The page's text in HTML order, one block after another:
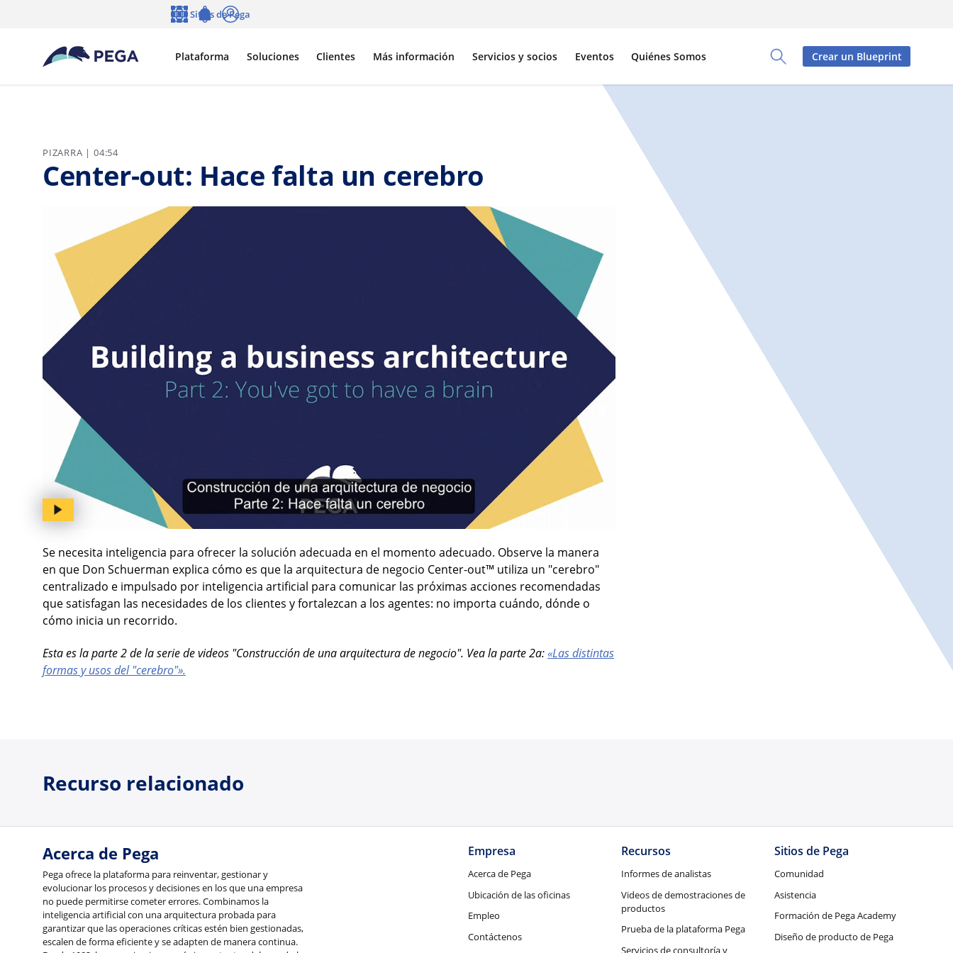
Toggle Search Panel
Plataforma Soluciones Clientes Más información Servicios y socios Eventos Quiénes Somos
Sitios de Pega
Crear un Blueprint
PIZARRA | 04:54
Center-out: Hace falta un cerebro
Se necesita inteligencia para ofrecer la solución adecuada en el momento adecuado. Observe la manera
en que Don Schuerman explica cómo es que la arquitectura de negocio Center-out™ utiliza un "cerebro"
centralizado e impulsado por inteligencia artificial para comunicar las próximas acciones recomendadas
que satisfagan las necesidades de los clientes y fortalezcan a los agentes: no importa cuándo, dónde o
cómo inicia un recorrido.
Esta es la parte 2 de la serie de videos "Construcción de una arquitectura de negocio". Vea la parte 2a:«Las distintas
formas y usos del "cerebro"».
Recurso relacionado
Acerca de Pega
Pega ofrece la plataforma para reinventar, gestionar y
evolucionar los procesos y decisiones en los que una empresa
no puede permitirse cometer errores. Combinamos la
inteligencia artificial con una arquitectura probada para
garantizar que las operaciones críticas estén bien gestionadas,
escalen de forma eficiente y se adapten de manera continua.
Empresa
Acerca de Pega
Ubicación de las oficinas
Empleo
Contáctenos
Recursos
Informes de analistas
Videos de demostraciones de
productos
Prueba de la plataforma Pega
Servicios de consultoría y
Sitios de Pega
Comunidad
Asistencia
Formación de Pega Academy
Diseño de producto de Pega